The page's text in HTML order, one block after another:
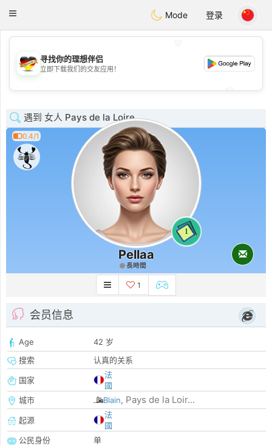
Dating
Toggle
Mode 登录
💖
💕
寻找你的理想伴侣
立即下载我们的交友应用！
遇到 女人 Pays de la Loire
0.4/1
1
Pellaa
長時間
1
会员信息
Age
42 岁
搜索
认真的关系
国家
法
國
城市
Blain, Pays de la Loir...
起源
法
國
公民身份
单